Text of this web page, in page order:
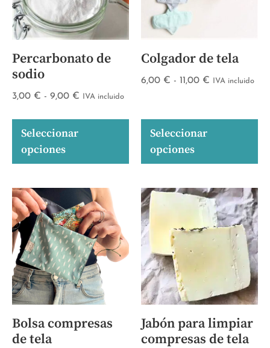
Percarbonato de
sodio
3,00 € - 9,00 € IVA incluido
Seleccionar
opciones
Colgador de tela
6,00 € - 11,00 € IVA incluido
Seleccionar
opciones
Bolsa compresas
de tela
Jabón para limpiar
compresas de tela